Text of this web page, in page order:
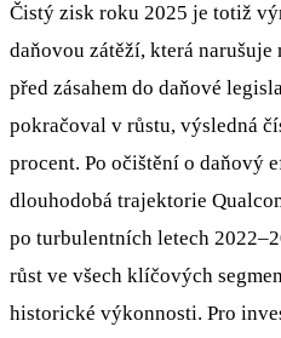
Čistý zisk roku 2025 je totiž
daňovou zátěží, která
před zásahem do daňové
pokračoval v růstu, výsledná
procent. Po očištění o daňový
dlouhodobá trajektorie
po turbulentních letech
růst ve všech klíčových
historické výkonnosti. Pro